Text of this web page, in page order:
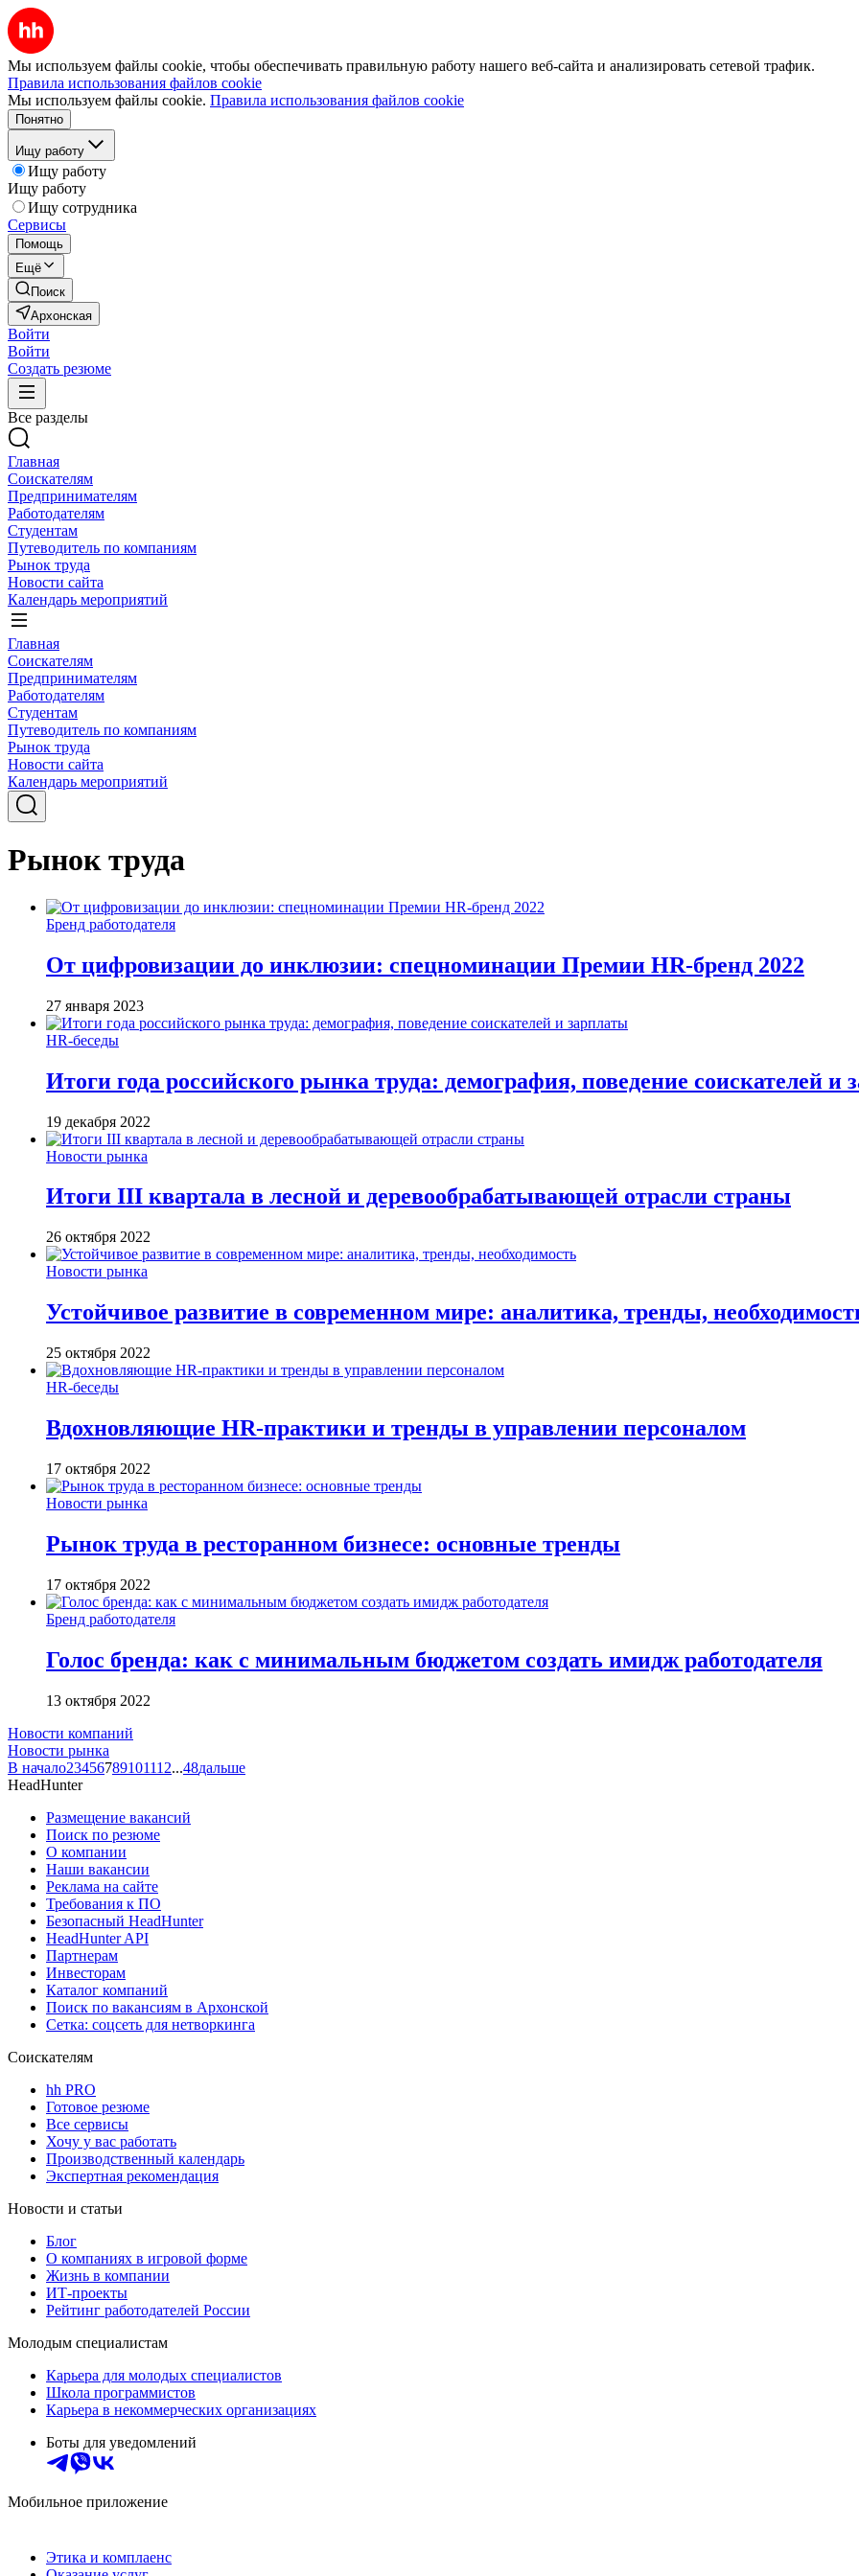
Мы используем файлы cookie, чтобы обеспечивать правильную работу нашего веб-сайта и анализировать сетевой трафик.
Правила использования файлов cookie
Мы используем файлы cookie. Правила использования файлов cookie
Понятно
Ищу работу
Ищу работу
Ищу работу
Ищу сотрудника
Сервисы
Помощь
Ещё
Поиск
Архонская
Войти
Войти
Создать резюме
Все разделы
Главная
Соискателям
Предпринимателям
Работодателям
Студентам
Путеводитель по компаниям
Рынок труда
Новости сайта
Календарь мероприятий
Главная
Соискателям
Предпринимателям
Работодателям
Студентам
Путеводитель по компаниям
Рынок труда
Новости сайта
Календарь мероприятий
Рынок труда
Бренд работодателя
От цифровизации до инклюзии: спецноминации Премии HR-бренд 2022
27 января 2023
HR-беседы
Итоги года российского рынка труда: демография, поведение соискателей и
19 декабря 2022
Новости рынка
Итоги III квартала в лесной и деревообрабатывающей отрасли страны
26 октября 2022
Новости рынка
Устойчивое развитие в современном мире: аналитика, тренды,
25 октября 2022
HR-беседы
Вдохновляющие HR-практики и тренды в управлении персоналом
17 октября 2022
Новости рынка
Рынок труда в ресторанном бизнесе: основные тренды
17 октября 2022
Бренд работодателя
Голос бренда: как с минимальным бюджетом создать имидж работодателя
13 октября 2022
Новости компаний
Новости рынка
В начало23456789101112...48дальше
HeadHunter
Размещение вакансий
Поиск по резюме
О компании
Наши вакансии
Реклама на сайте
Требования к ПО
Безопасный HeadHunter
HeadHunter API
Партнерам
Инвесторам
Каталог компаний
Поиск по вакансиям в Архонской
Сетка: соцсеть для нетворкинга
Соискателям
hh PRO
Готовое резюме
Все сервисы
Хочу у вас работать
Производственный календарь
Экспертная рекомендация
Новости и статьи
Блог
О компаниях в игровой форме
Жизнь в компании
ИТ-проекты
Рейтинг работодателей России
Молодым специалистам
Карьера для молодых специалистов
Школа программистов
Карьера в некоммерческих организациях
Боты для уведомлений
Мобильное приложение
Этика и комплаенс